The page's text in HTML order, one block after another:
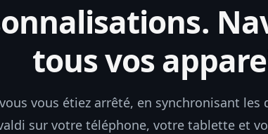
tous vos
vous étiez arrêté, en synchronisant les
sur votre téléphone, votre tablette et